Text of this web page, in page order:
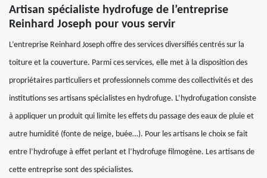
Artisan spécialiste hydrofuge de l’entreprise
Reinhard Joseph pour vous servir
L’entreprise Reinhard Joseph offre des services diversifiés centrés sur la
toiture et la couverture. Parmi ces services, elle met à la disposition des
propriétaires particuliers et professionnels comme des collectivités et des
institutions ses artisans spécialistes en hydrofuge. L’hydrofugation consiste
à appliquer un produit qui limite les effets du passage des eaux de pluie et
autre humidité (fonte de neige, buée…). Pour les artisans le choix se fait
entre l’hydrofuge à effet perlant et l’hydrofuge filmogène. Les artisans de
cette entreprise sont des spécialistes.